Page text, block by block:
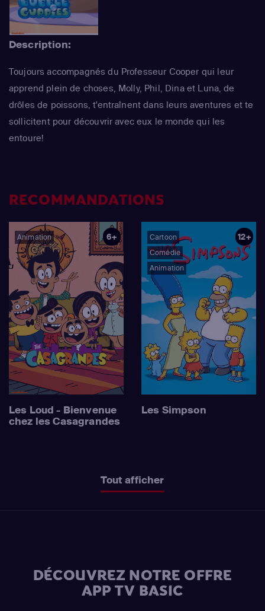
Description:
Toujours accompagnés du Professeur Cooper qui leur
apprend plein de choses, Molly, Phil, Dina et Luna, de
drôles de poissons, t'entraînent dans leurs aventures et te
sollicitent pour découvrir avec eux le monde qui les
entoure!
RECOMMANDATIONS
Animation 6+
Les Loud - Bienvenue
chez les Casagrandes
Cartoon
Comédie
Animation
12+
Les Simpson
Tout afficher
DÉCOUVREZ NOTRE OFFRE
APP TV BASIC